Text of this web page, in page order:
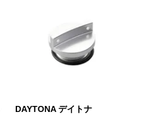
DAYTONA デイトナ